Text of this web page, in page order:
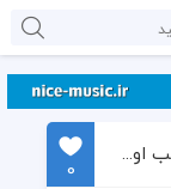
دانلود مداحی کربلایی جواد مقدم شب اول محرم ۱۳۹۵
0